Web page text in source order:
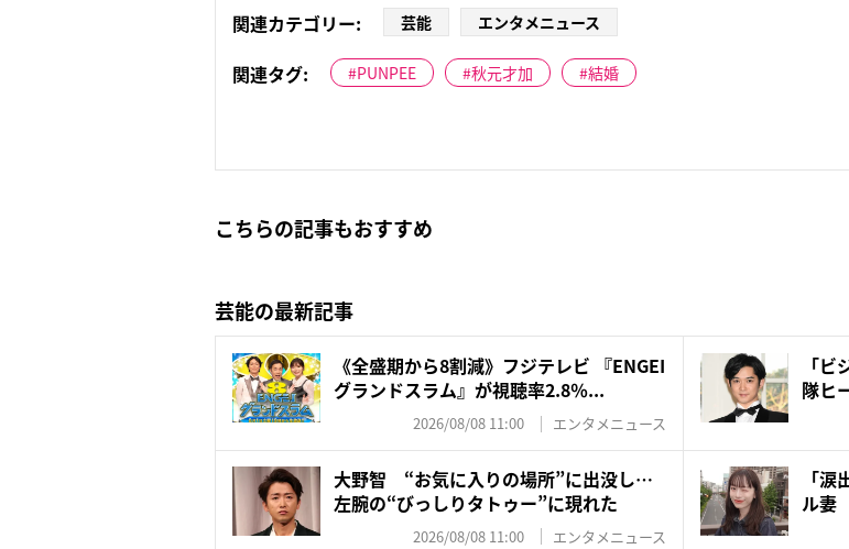
関連カテゴリー:
芸能 エンタメニュース
関連タグ: PUNPEE 秋元才加 結婚
こちらの記事もおすすめ
芸能の最新記事
《全盛期から8割減》フジテレビ 『ENGEI
グランドスラム』が視聴率2.8％...
2026/08/08 11:00 エンタメニュース
「
隊ヒ
大野智 “お気に入りの場所”に出没し…
左腕の“びっしりタトゥー”に現れた
2026/08/08 11:00 エンタメニュース
「
ル妻